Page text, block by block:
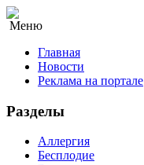
Меню
Главная
Новости
Реклама на портале
Разделы
Аллергия
Бесплодие